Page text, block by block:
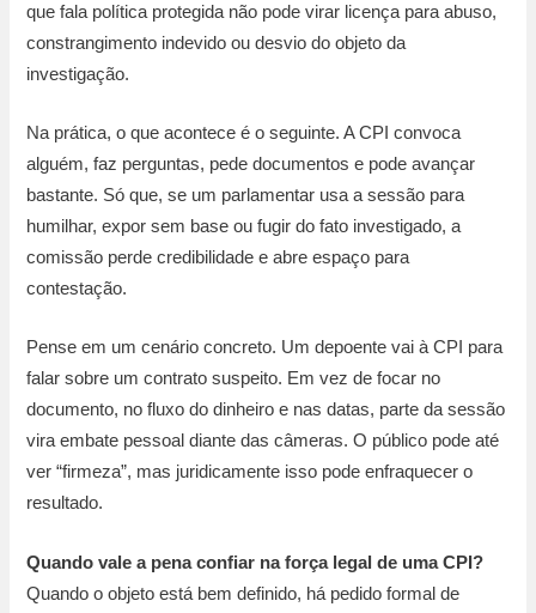
que fala política protegida não pode virar licença para abuso,
constrangimento indevido ou desvio do objeto da
investigação.
Na prática, o que acontece é o seguinte. A CPI convoca
alguém, faz perguntas, pede documentos e pode avançar
bastante. Só que, se um parlamentar usa a sessão para
humilhar, expor sem base ou fugir do fato investigado, a
comissão perde credibilidade e abre espaço para
contestação.
Pense em um cenário concreto. Um depoente vai à CPI para
falar sobre um contrato suspeito. Em vez de focar no
documento, no fluxo do dinheiro e nas datas, parte da sessão
vira embate pessoal diante das câmeras. O público pode até
ver “firmeza”, mas juridicamente isso pode enfraquecer o
resultado.
Quando vale a pena confiar na força legal de uma CPI?
Quando o objeto está bem definido, há pedido formal de